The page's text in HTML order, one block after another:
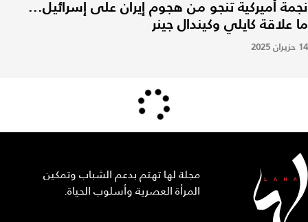
نجمة أميركية تنجو من هجوم إيران على إسرائيل...
ما علاقة كايلي وكيندال جينر
14 حزيران 2025
مجلة لها تهتم بدعم الشباب وتمكين
المرأة العصرية وأسلوب الحياة.